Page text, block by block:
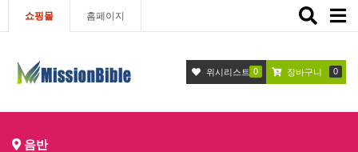
쇼핑몰 홈페이지
Toggle
위시리스트 0 장바구니 0
음반